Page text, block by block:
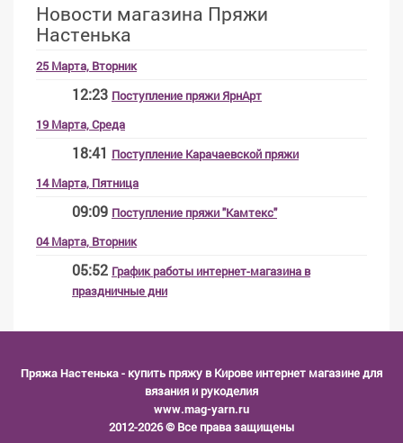
Новости магазина Пряжи
Настенька
25 Марта, Вторник
12:23 Поступление пряжи ЯрнАрт
19 Марта, Среда
18:41 Поступление Карачаевской пряжи
14 Марта, Пятница
09:09 Поступление пряжи "Камтекс"
04 Марта, Вторник
05:52 График работы интернет-магазина в
праздничные дни
Пряжа Настенька- купить пряжу в Кирове интернет магазине для
вязания и рукоделия
www.mag-yarn.ru
2012-2026 © Все права защищены